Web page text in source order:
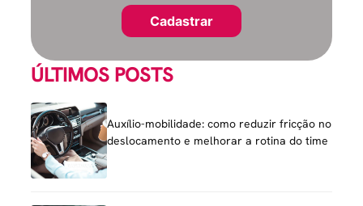
ÚLTIMOS POSTS
Auxílio-mobilidade: como reduzir fricção no
deslocamento e melhorar a rotina do time